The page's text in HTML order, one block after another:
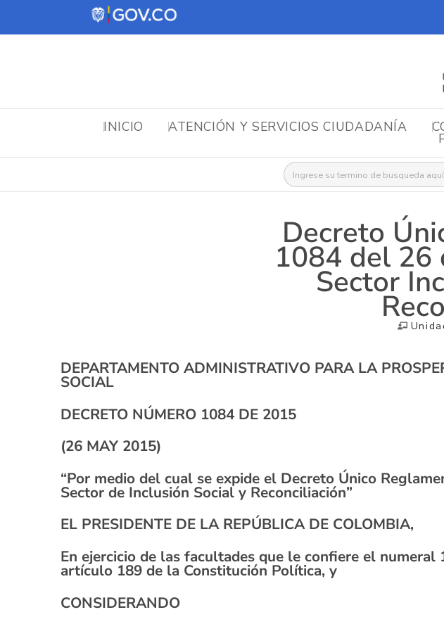
INICIO ATENCIÓN Y SERVICIOS CIUDADANÍA
Buscar:
Decreto
1084 del 26
Sector
DEPARTAMENTO ADMINISTRATIVO PARA LA
SOCIAL
DECRETO NÚMERO 1084 DE 2015
(26 MAY 2015)
“Por medio del cual se expide el Decreto Único
Sector de Inclusión Social y Reconciliación”
EL PRESIDENTE DE LA REPÚBLICA DE COLOMBIA,
En ejercicio de las facultades que le confiere el numeral
artículo 189 de la Constitución Política, y
CONSIDERANDO